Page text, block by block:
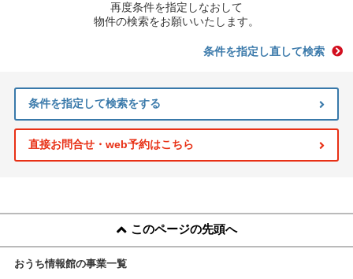
再度条件を指定しなおして
物件の検索をお願いいたします。
条件を指定し直して検索
条件を指定して検索をする
直接お問合せ・web予約はこちら
このページの先頭へ
おうち情報館の事業一覧